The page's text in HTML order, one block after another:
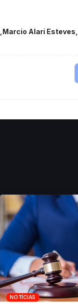
Marcio Alari Esteves
NOTÍCIAS